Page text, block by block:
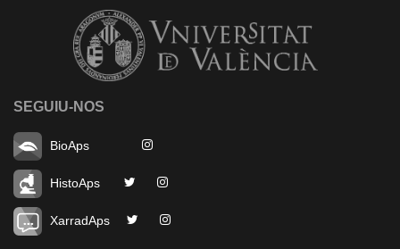
SEGUIU-NOS
BioAps
HistoAps
XarradAps